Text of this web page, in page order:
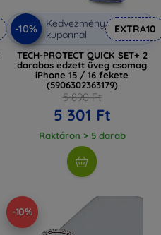
-10%
Kedvezmény
kuponnal
EXTRA10
TECH-PROTECT QUICK SET+ 2
darabos edzett üveg csomag
iPhone 15 / 16 fekete
(5906302363179)
5 890 Ft
5 301 Ft
Raktáron > 5 darab
-10%